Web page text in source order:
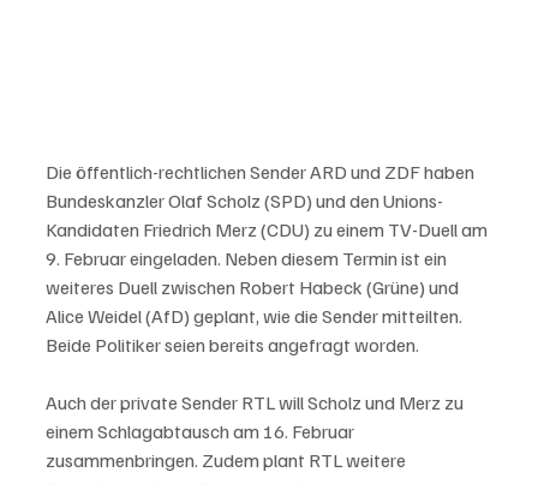
Die öffentlich-rechtlichen Sender ARD und ZDF haben
Bundeskanzler Olaf Scholz (SPD) und den Unions-
Kandidaten Friedrich Merz (CDU) zu einem TV-Duell am
9. Februar eingeladen. Neben diesem Termin ist ein
weiteres Duell zwischen Robert Habeck (Grüne) und
Alice Weidel (AfD) geplant, wie die Sender mitteilten.
Beide Politiker seien bereits angefragt worden.
Auch der private Sender RTL will Scholz und Merz zu
einem Schlagabtausch am 16. Februar
zusammenbringen. Zudem plant RTL weitere